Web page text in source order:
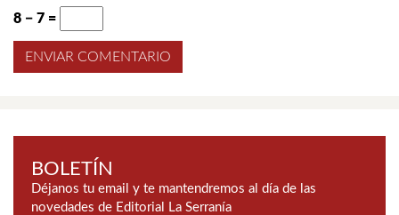
8 − 7 =
BOLETÍN
Déjanos tu email y te mantendremos al día de las
novedades de Editorial La Serranía